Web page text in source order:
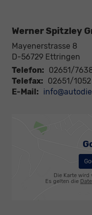
Werner Spitzley
Mayenerstrasse 8
D-56729 Ettringen
Telefon: 02651/
Telefax: 02651/1052
E-Mail:
Die Karte wird
Es gelten die